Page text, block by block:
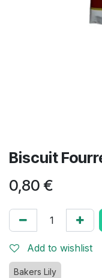
Biscuit
0,80 €
Add to wishlist
Bakers Lily